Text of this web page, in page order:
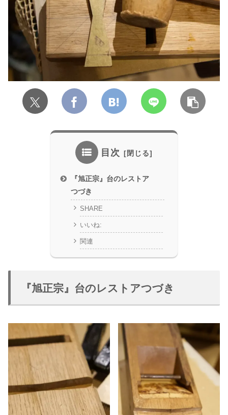
目次
『旭正宗』台のレストア
つづき
SHARE
いいね:
関連
『旭正宗』台のレストアつづき